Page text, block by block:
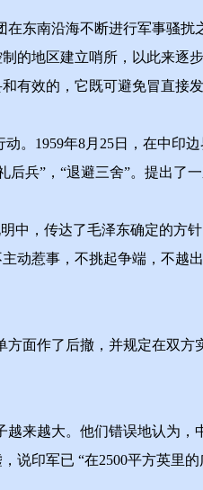
南沿海不断进行军事骚扰
的地区建立哨所，以此来
有效的，它既可避免冒直接
1959年8月25日，在中印
兵”，“退避三舍”。提出了一
，传达了毛泽东确定的方
动惹事，不挑起争端，不
作了后撤，并规定在双方
越大。他们错误地认为，
说印军已 “在2500平方英里